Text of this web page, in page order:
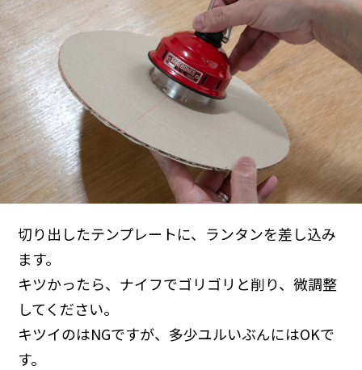
切り出したテンプレートに、ランタンを差し込み
ます。
キツかったら、ナイフでゴリゴリと削り、微調整
してください。
キツイのはNGですが、多少ユルいぶんにはOKで
す。